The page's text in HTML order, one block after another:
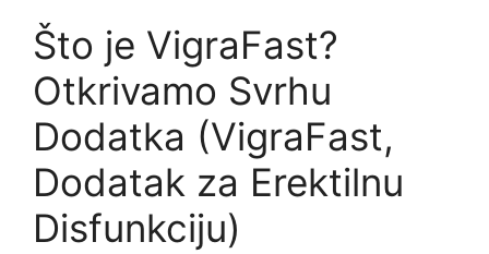
Što je VigraFast?
Otkrivamo Svrhu
Dodatka (VigraFast,
Dodatak za Erektilnu
Disfunkciju)